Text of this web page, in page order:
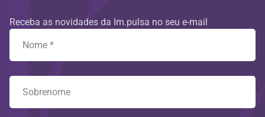
Receba as novidades da Im.pulsa no seu e-mail